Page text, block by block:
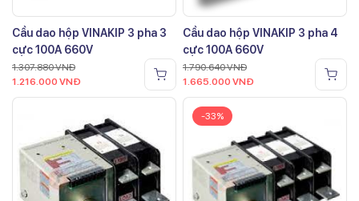
Cầu dao hộp VINAKIP 3 pha 3
cực 100A 660V
1.307.880VNĐ
1.216.000 VNĐ
Cầu dao hộp VINAKIP 3 pha 4
cực 100A 660V
1.790.640VNĐ
1.665.000 VNĐ
-33%